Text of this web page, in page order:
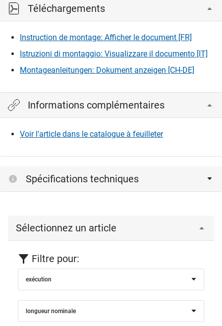
Veuillez vous connecter pour afficher et télécharger les
fichiers CAD.
Connexion
Téléchargements
Instruction de montage: Afficher le document [FR]
Istruzioni di montaggio: Visualizzare il documento [IT]
Montageanleitungen: Dokument anzeigen [CH-DE]
Informations complémentaires
Voir l'article dans le catalogue à feuilleter
Spécifications techniques
Sélectionnez un article
Filtre pour:
exécution
longueur nominale